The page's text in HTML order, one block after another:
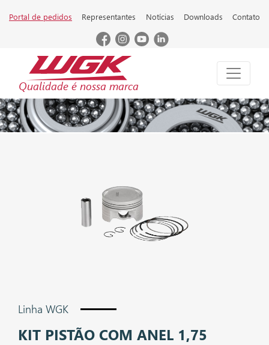
Portal de pedidos Representantes Notícias Downloads Contato
Qualidade é nossa marca
Linha WGK
KIT PISTÃO COM ANEL 1,75